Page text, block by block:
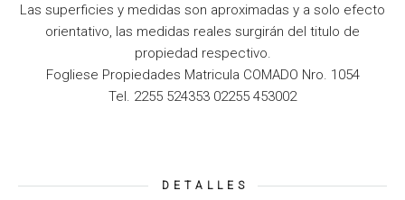
Las superficies y medidas son aproximadas y a solo efecto
orientativo, las medidas reales surgirán del titulo de
propiedad respectivo.
Fogliese Propiedades Matricula COMADO Nro. 1054
Tel. 2255 524353 02255 453002
DETALLES